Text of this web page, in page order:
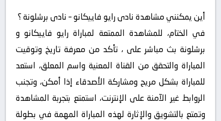
أين يمكنني مشاهدة ‎نادى رايو فاييكانو – نادى برشلونة ؟
في الختام، للمشاهدة الممتعة لمباراة رايو فاييكانو و
برشلونة بث مباشر على ، تأكد من معرفة تاريخ وتوقيت
المباراة والتحقق من القناة المعنية واسم المعلق، استعد
للمباراة بشكل مريح ومشاركة الأصدقاء إذا أمكن، وتجنب
الروابط غير الآمنة على الإنترنت، استمتع بتجربة المشاهدة
وتمتع بالتشويق والإثارة لهذه المباراة المهمة في بطولة